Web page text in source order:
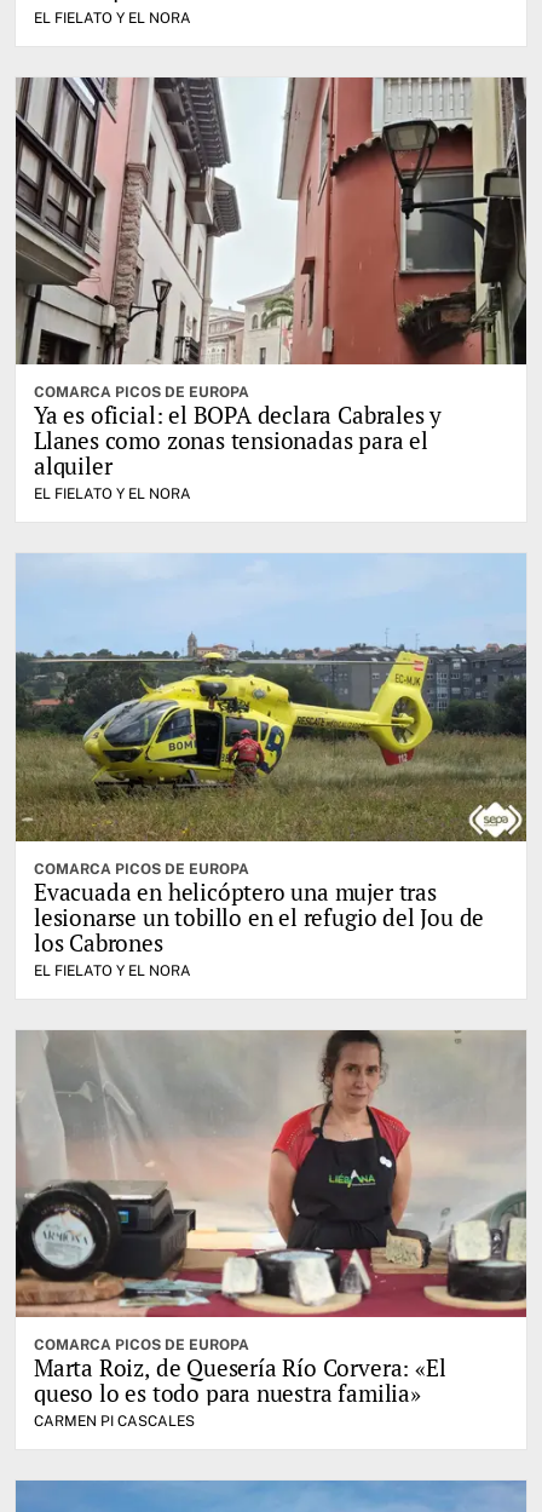
EL FIELATO Y EL NORA
COMARCA PICOS DE EUROPA
Ya es oficial: el BOPA declara Cabrales y
Llanes como zonas tensionadas para el
alquiler
EL FIELATO Y EL NORA
COMARCA PICOS DE EUROPA
Evacuada en helicóptero una mujer tras
lesionarse un tobillo en el refugio del Jou de
los Cabrones
EL FIELATO Y EL NORA
COMARCA PICOS DE EUROPA
Marta Roiz, de Quesería Río Corvera: «El
queso lo es todo para nuestra familia»
CARMEN PI CASCALES